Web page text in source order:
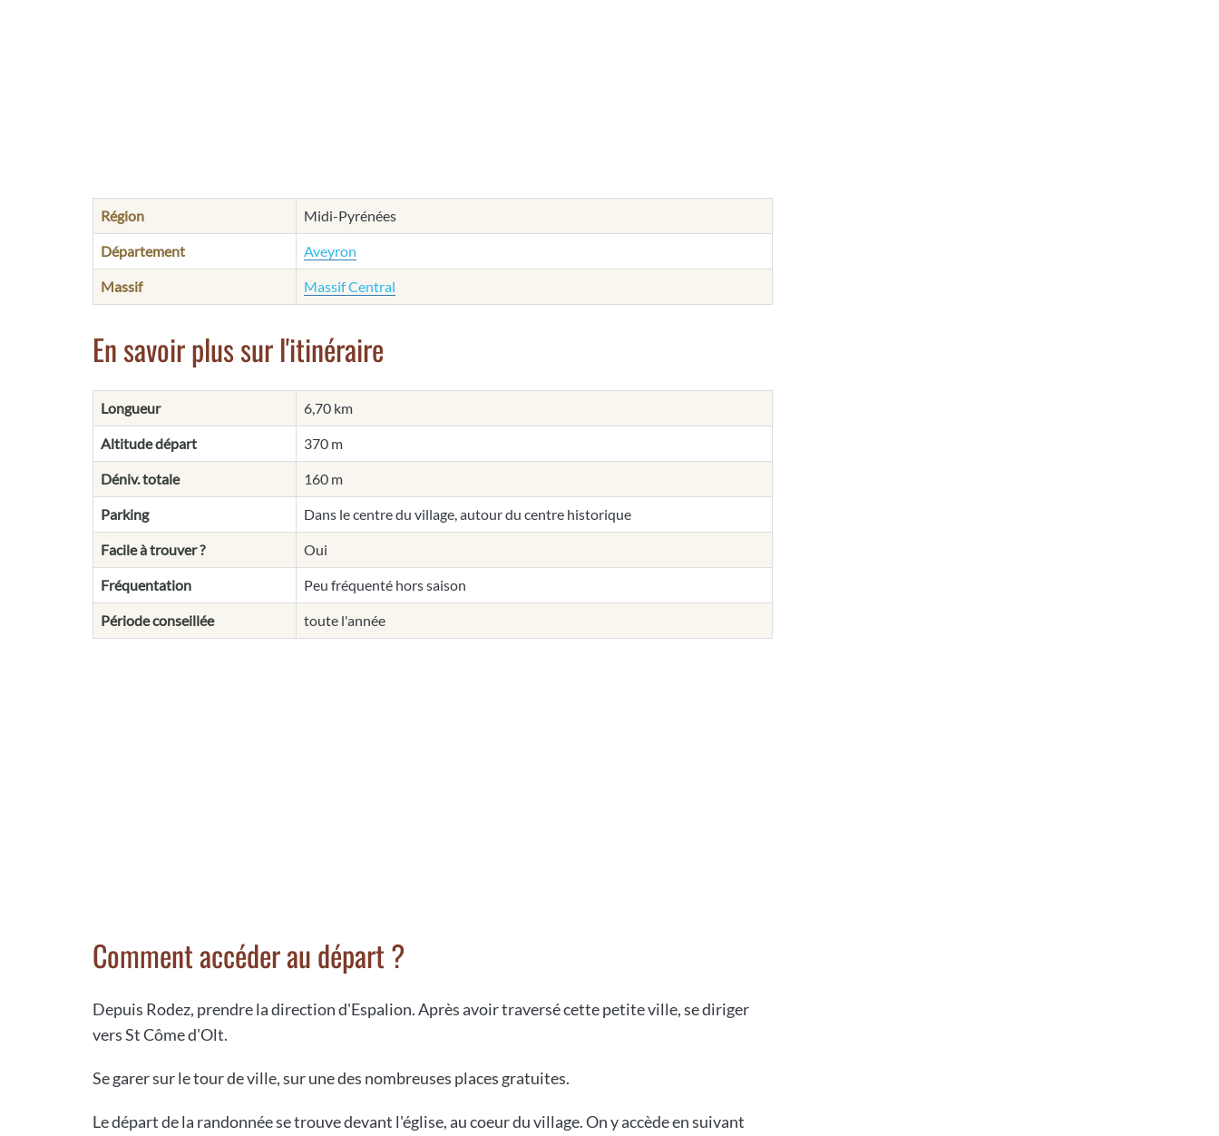
Région Midi-Pyrénées
Département Aveyron
Massif Massif Central
En savoir plus sur l'itinéraire
Longueur 6,70 km
Altitude départ 370 m
Déniv. totale 160 m
Parking Dans le centre du village, autour du centre historique
Facile à trouver ? Oui
Fréquentation Peu fréquenté hors saison
Période conseillée toute l'année
Comment accéder au départ ?
Depuis Rodez, prendre la direction d'Espalion. Après avoir traversé cette petite ville, se diriger
vers St Côme d'Olt.
Se garer sur le tour de ville, sur une des nombreuses places gratuites.
Le départ de la randonnée se trouve devant l'église, au coeur du village. On y accède en suivant